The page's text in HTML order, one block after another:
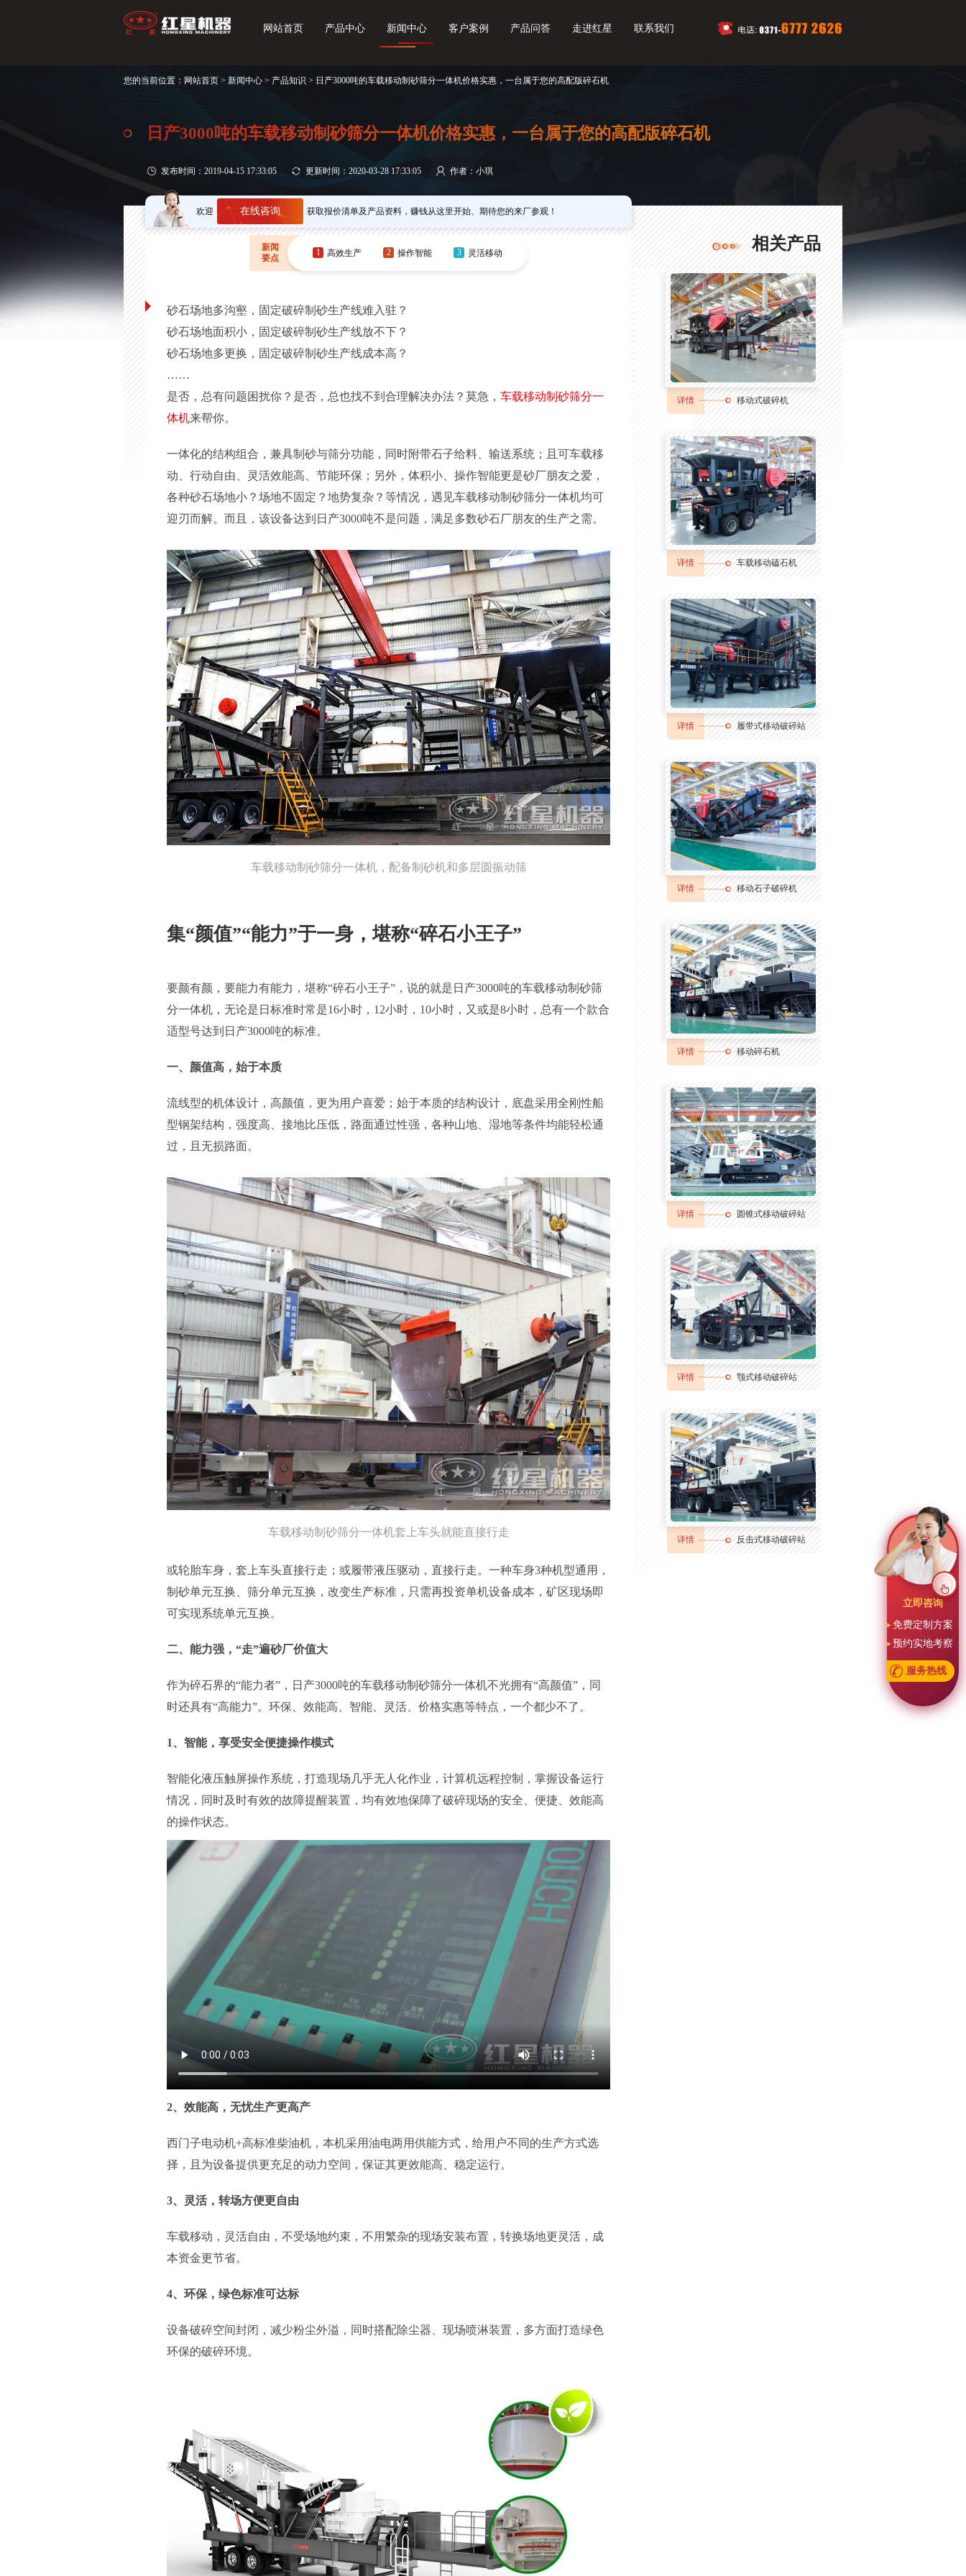
网站首页 产品中心 新闻中心 客户案例 产品问答 走进红星 联系我们
您的当前位置： 网站首页 > 新闻中心 > 产品知识 > 日产3000吨的车载移动制砂筛分一体机价格实惠，一台属于您的高配版碎石机
日产3000吨的车载移动制砂筛分一体机价格实惠，一台属于您的高配版碎石机
发布时间：2019-04-15 17:33:05 更新时间：2020-03-28 17:33:05 作者：小琪
欢迎 在线咨询 获取报价清单及产品资料，赚钱从这里开始、期待您的来厂参观！
新闻
要点
1 高效生产 2 操作智能 3 灵活移动
砂石场地多沟壑，固定破碎制砂生产线难入驻？
砂石场地面积小，固定破碎制砂生产线放不下？
砂石场地多更换，固定破碎制砂生产线成本高？
……
是否，总有问题困扰你？是否，总也找不到合理解决办法？莫急， 车载移动制砂筛分一
体机来帮你。
一体化的结构组合，兼具制砂与筛分功能，同时附带石子给料、输送系统；且可车载移
动、行动自由、灵活效能高、节能环保；另外，体积小、操作智能更是砂厂朋友之爱，
各种砂石场地小？场地不固定？地势复杂？等情况，遇见车载移动制砂筛分一体机均可
迎刃而解。而且，该设备达到日产3000吨不是问题，满足多数砂石厂朋友的生产之需。
车载移动制砂筛分一体机，配备制砂机和多层圆振动筛
集“颜值”“能力”于一身，堪称“碎石小王子”
要颜有颜，要能力有能力，堪称“碎石小王子”，说的就是日产3000吨的车载移动制砂筛
分一体机，无论是日标准时常是16小时，12小时，10小时，又或是8小时，总有一个款合
适型号达到日产3000吨的标准。
一、颜值高，始于本质
流线型的机体设计，高颜值，更为用户喜爱；始于本质的结构设计，底盘采用全刚性船
型钢架结构，强度高、接地比压低，路面通过性强，各种山地、湿地等条件均能轻松通
过，且无损路面。
车载移动制砂筛分一体机套上车头就能直接行走
或轮胎车身，套上车头直接行走；或履带液压驱动，直接行走。一种车身3种机型通用，
制砂单元互换、筛分单元互换，改变生产标准，只需再投资单机设备成本，矿区现场即
可实现系统单元互换。
二、能力强，“走”遍砂厂价值大
作为碎石界的“能力者”，日产3000吨的车载移动制砂筛分一体机不光拥有“高颜值”，同
时还具有“高能力”。环保、效能高、智能、灵活、价格实惠等特点，一个都少不了。
1、智能，享受安全便捷操作模式
智能化液压触屏操作系统，打造现场几乎无人化作业，计算机远程控制，掌握设备运行
情况，同时及时有效的故障提醒装置，均有效地保障了破碎现场的安全、便捷、效能高
的操作状态。
2、效能高，无忧生产更高产
西门子电动机+高标准柴油机，本机采用油电两用供能方式，给用户不同的生产方式选
择，且为设备提供更充足的动力空间，保证其更效能高、稳定运行。
3、灵活，转场方便更自由
车载移动，灵活自由，不受场地约束，不用繁杂的现场安装布置，转换场地更灵活，成
本资金更节省。
4、环保，绿色标准可达标
设备破碎空间封闭，减少粉尘外溢，同时搭配除尘器、现场喷淋装置，多方面打造绿色
环保的破碎环境。
相关产品
详情 移动式破碎机
详情 车载移动磕石机
详情 履带式移动破碎站
详情 移动石子破碎机
详情 移动碎石机
详情 圆锥式移动破碎站
详情 颚式移动破碎站
详情 反击式移动破碎站
立即咨询
免费定制方案
预约实地考察
服务热线